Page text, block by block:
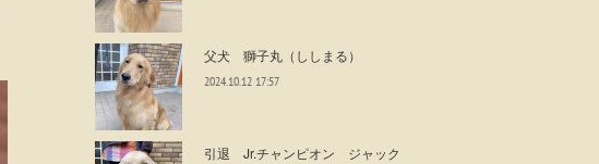
父犬 獅子丸（ししまる）
2024.10.12 17:57
引退 Jr.チャンピオン ジャック